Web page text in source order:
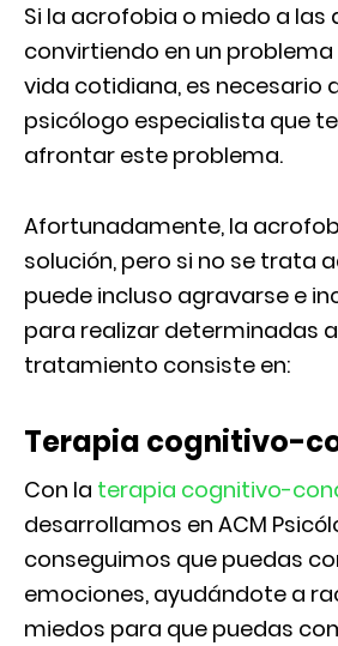
Si la acrofobia o miedo a las
convirtiendo en un
vida cotidiana, es necesario
psicólogo especialista que
afrontar este problema.
Afortunadamente, la
solución, pero si no se trata
puede incluso agravarse e
para realizar determinadas
tratamiento consiste en:
Terapia cognitivo-
Con la terapia cognitivo-
desarrollamos en ACM
conseguimos que puedas
emociones, ayudándote a
miedos para que puedas